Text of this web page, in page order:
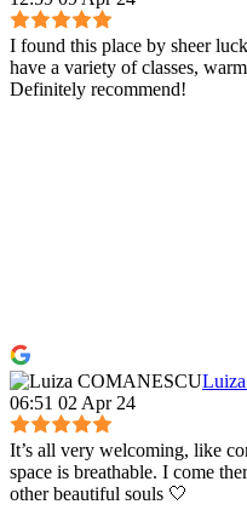
I found this place by sheer
have a variety of classes,
Definitely recommend!
06:51 02 Apr 24
It’s all very welcoming, like
space is breathable. I come
other beautiful souls 🤍